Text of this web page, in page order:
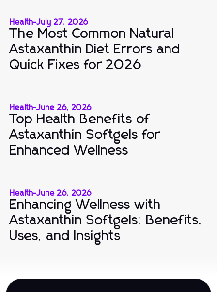
Health-July 27, 2026
The Most Common Natural
Astaxanthin Diet Errors and
Quick Fixes for 2026
Health-June 26, 2026
Top Health Benefits of
Astaxanthin Softgels for
Enhanced Wellness
Health-June 26, 2026
Enhancing Wellness with
Astaxanthin Softgels: Benefits,
Uses, and Insights